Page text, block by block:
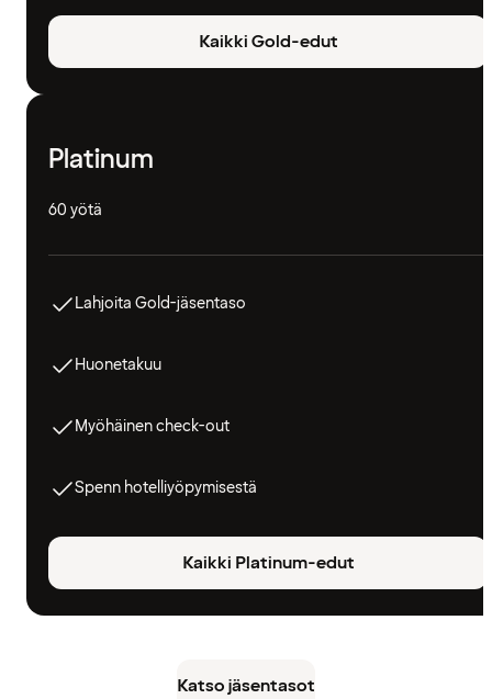
Kaikki Gold-edut
Platinum
60 yötä
Lahjoita Gold-jäsentaso
Huonetakuu
Myöhäinen check-out
Spenn hotelliyöpymisestä
Kaikki Platinum-edut
Katso jäsentasot